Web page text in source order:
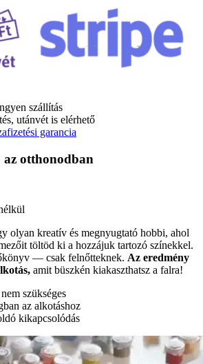
szállítás
utánvét is elérhető
garancia
az otthonodban
olyan kreatív és megnyugtató hobbi, ahol
töltöd ki a hozzájuk tartozó színekkel.
— csak felnőtteknek. Az eredmény
amit büszkén kiakaszthatsz a falra!
szükséges
az alkotáshoz
kikapcsolódás